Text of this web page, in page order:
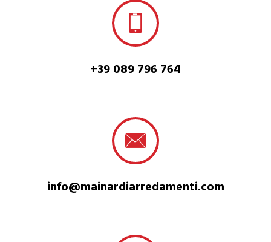
+39 089 796 764
info@mainardiarredamenti.com